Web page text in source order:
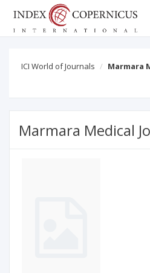
ICI World of Journals
Marmara
Marmara Medical